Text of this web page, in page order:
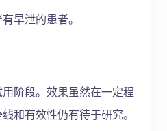
早泄的患者。
阶段。效果虽然在一定程
和有效性仍有待于研究。